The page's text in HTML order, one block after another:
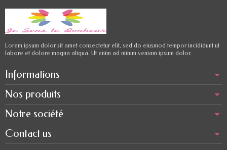
Lorem ipsum dolor sit amet consectetur elit, sed do eiusmod tempor incididunt ut
labore et dolore magna aliqua. Ut enim ad minim veniam ipsum dolor.
Informations
Nos produits
Notre société
Contact us